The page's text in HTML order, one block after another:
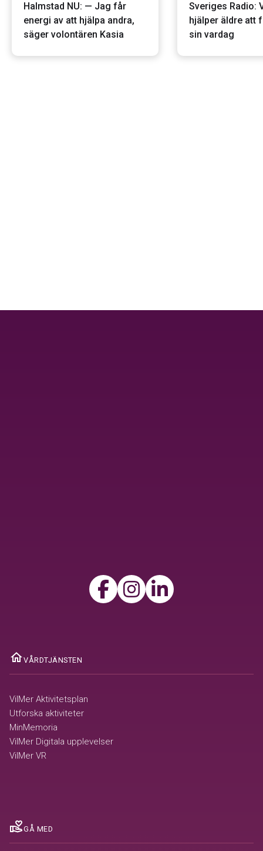
Halmstad NU: — Jag får
energi av att hjälpa andra,
säger volontären Kasia
Sveriges Radio:
hjälper äldre att
sin vardag
homeVÅRDTJÄNSTEN
VilMer Aktivitetsplan
Utforska aktiviteter
MinMemoria
VilMer Digitala upplevelser
VilMer VR
volunteer_activismGÅ MED